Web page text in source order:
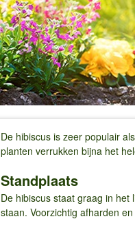
De hibiscus is zeer populair
planten verrukken bijna het
Standplaats
De hibiscus staat graag in
staan. Voorzichtig afharden